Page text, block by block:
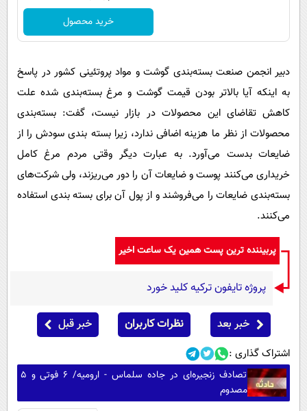
خرید محصول
دبیر انجمن صنعت بسته‌بندی گوشت و مواد پروتئینی کشور در پاسخ
به اینکه آیا بالاتر بودن قیمت گوشت و مرغ بسته‌بندی شده علت
کاهش تقاضای این محصولات در بازار نیست، گفت: بسته‌بندی
محصولات از نظر ما هزینه اضافی ندارد، زیرا بسته بندی سودش را از
ضایعات بدست می‌آورد. به عبارت دیگر وقتی مردم مرغ کامل
خریداری می‌کنند پوست و ضایعات آن را دور می‌ریزند، ولی شرکت‌های
بسته‌بندی ضایعات را می‌فروشند و از پول آن برای بسته بندی استفاده
می‌کنند.
پربیننده ترین پست همین یک ساعت اخیر
پروژه تایفون ترکیه کلید خورد
خبر بعد نظرات کاربران خبر قبل
اشتراک گذاری :
تصادف زنجیره‌ای در جاده سلماس - ارومیه/ ۶ فوتی و ۵
مصدوم